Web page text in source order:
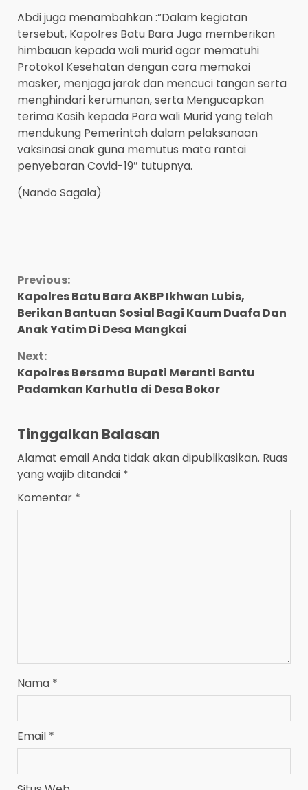
Abdi juga menambahkan :”Dalam kegiatan
tersebut, Kapolres Batu Bara Juga memberikan
himbauan kepada wali murid agar mematuhi
Protokol Kesehatan dengan cara memakai
masker, menjaga jarak dan mencuci tangan serta
menghindari kerumunan, serta Mengucapkan
terima Kasih kepada Para wali Murid yang telah
mendukung Pemerintah dalam pelaksanaan
vaksinasi anak guna memutus mata rantai
penyebaran Covid-19″ tutupnya.
(Nando Sagala)
Continue
Reading
Previous:
Kapolres Batu Bara AKBP Ikhwan Lubis,
Berikan Bantuan Sosial Bagi Kaum Duafa Dan
Anak Yatim Di Desa Mangkai
Next:
Kapolres Bersama Bupati Meranti Bantu
Padamkan Karhutla di Desa Bokor
Tinggalkan Balasan
Alamat email Anda tidak akan dipublikasikan. Ruas
yang wajib ditandai *
Komentar *
Nama *
Email *